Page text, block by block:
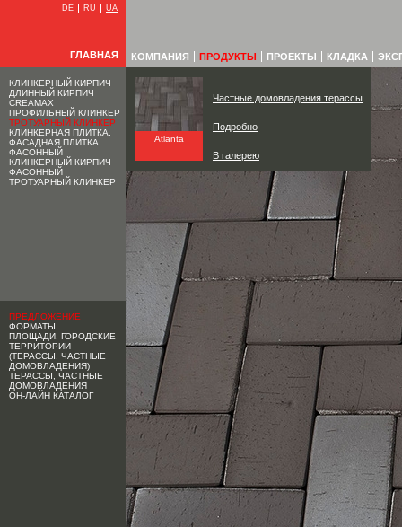
DE RU UA
ГЛАВНАЯ КОМПАНИЯ ПРОДУКТЫ ПРОЕКТЫ КЛАДКА
КЛИНКЕРНЫЙ КИРПИЧ
ДЛИННЫЙ КИРПИЧ
CREAMAX
ПРОФИЛЬНЫЙ КЛИНКЕР
ТРОТУАРНЫЙ КЛИНКЕР
КЛИНКЕРНАЯ ПЛИТКА.
ФАСАДНАЯ ПЛИТКА
ФАСОННЫЙ
КЛИНКЕРНЫЙ КИРПИЧ
ФАСОННЫЙ
ТРОТУАРНЫЙ КЛИНКЕР
ПРЕДЛОЖЕНИЕ
ФОРМАТЫ
ПЛОЩАДИ, ГОРОДСКИЕ
ТЕРРИТОРИИ
(ТЕРАССЫ, ЧАСТНЫЕ
ДОМОВЛАДЕНИЯ)
ТЕРАССЫ, ЧАСТНЫЕ
ДОМОВЛАДЕНИЯ
ОН-ЛАЙН КАТАЛОГ
Atlanta
Частные домовладения терассы
Подробно
В галерею